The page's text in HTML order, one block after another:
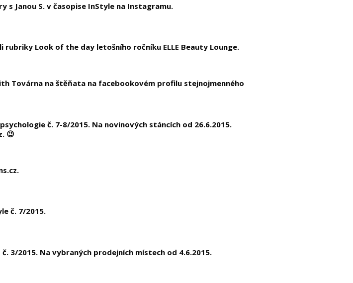
s Janou S. v časopise InStyle na Instagramu.
rubriky Look of the day letošního ročníku ELLE Beauty Lounge.
Továrna na štěňata na facebookovém profilu stejnojmenného
č. 7-8/2015. Na novinových stáncích od 26.6.2015.
😉
č. 7/2015.
č. 3/2015. Na vybraných prodejních místech od 4.6.2015.